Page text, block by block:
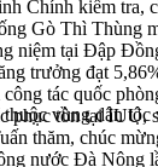
Chính kiểm tra,
Gò Thì Thùng
niệm tại Đập
trưởng đạt
tác quốc
phục tồn tại IUU,
thăm, chúc
nước Đà Nông
vùng dân tộc